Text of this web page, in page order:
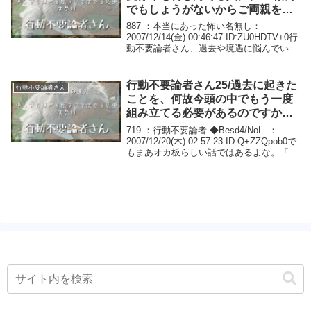
でもしょうがないからご両親を愛
しなさい」などというのはムチャ
クチャではないか
887 ：本当にあった怖い名無し：
2007/12/14(金) 00:46:47 ID:ZU0HDTV+0行
動不要論者さん、過去や境遇に悩んでいる
なるのだよ。そ...
行動不要論者さん
行動不要論者さん25/過去に起きた
ことを、何故今頭の中でもう一度
組み立てる必要があるのですか？
それは、今あなたが創った「過
去」に過ぎないんですよ。
719 ：行動不要論者 ◆Besd4/NoL. ：
2007/12/20(木) 02:57:23 ID:Q+ZZQpob0で
もまあオカ板らしい話ではあるよな。「行